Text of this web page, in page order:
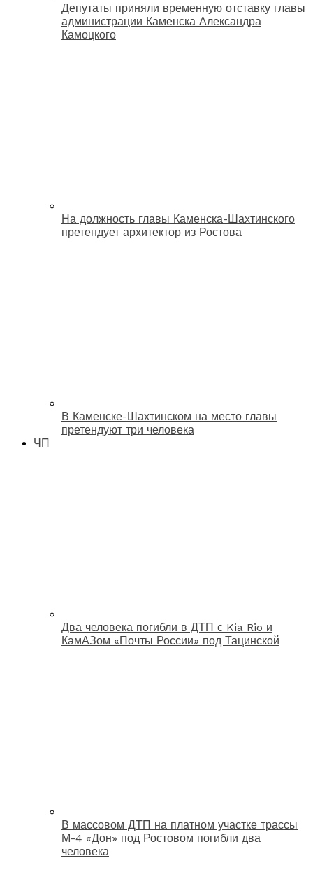
Депутаты приняли временную отставку главы
администрации Каменска Александра
Камоцкого
На должность главы Каменска-Шахтинского
претендует архитектор из Ростова
В Каменске-Шахтинском на место главы
претендуют три человека
ЧП
Два человека погибли в ДТП с Kia Rio и
КамАЗом «Почты России» под Тацинской
В массовом ДТП на платном участке трассы
М-4 «Дон» под Ростовом погибли два
человека